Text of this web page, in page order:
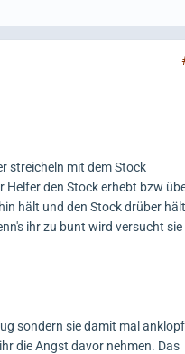
streicheln mit dem Stock
Helfer den Stock erhebt bzw
hält und den Stock drüber
ihr zu bunt wird versucht sie
sondern sie damit mal
die Angst davor nehmen. Das